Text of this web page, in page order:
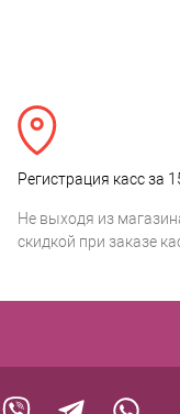
Регистрация касс за
Не выходя из
скидкой при заказе